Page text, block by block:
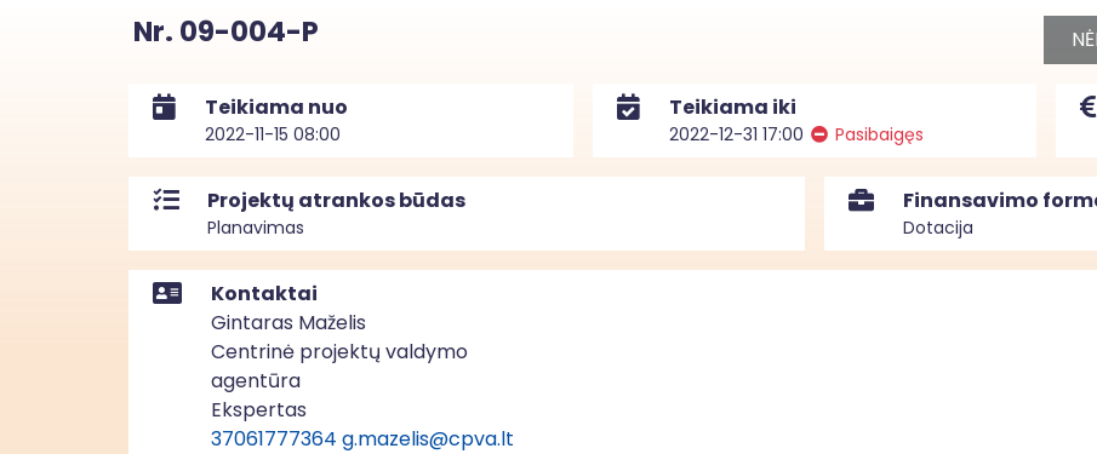
Nr. 09-004-P
Teikiama nuo
2022-11-15 08:00
Teikiama iki
2022-12-31 17:00 Pasibaigęs
Projektų atrankos būdas
Planavimas
Finansavimo
Dotacija
Kontaktai
Gintaras Maželis
Centrinė projektų valdymo
agentūra
Ekspertas
37061777364 g.mazelis@cpva.lt